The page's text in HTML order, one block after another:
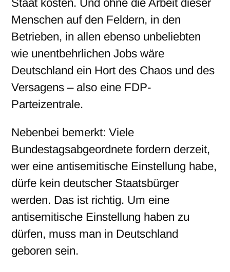
Staat kosten. Und ohne die Arbeit dieser
Menschen auf den Feldern, in den
Betrieben, in allen ebenso unbeliebten
wie unentbehrlichen Jobs wäre
Deutschland ein Hort des Chaos und des
Versagens – also eine FDP-
Parteizentrale.
Nebenbei bemerkt: Viele
Bundestagsabgeordnete fordern derzeit,
wer eine antisemitische Einstellung habe,
dürfe kein deutscher Staatsbürger
werden. Das ist richtig. Um eine
antisemitische Einstellung haben zu
dürfen, muss man in Deutschland
geboren sein.